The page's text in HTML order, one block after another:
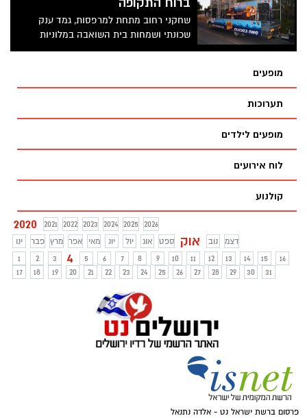
שחקני רחוב מתחת למרפסות, גמד ענק
שכונתי ושמחות בית השואבה במלוניות
קורונה- אירועי סוכות בירושלים
מופעים
תערוכות
מופעים לילדים
לוח אירועים
קולנוע
2020 2021 2022 2023 2024 2025
2026
ינו
פבר מרץ אפר מאי יונ יול אוג ספט אוק נוב
דצמ
1
2 3 4 5 6 7 8 9 10 11 12 13 14 15
16
17
18 19 20 21 22 23 24 25 26 27 28 29 30 31
פרסום ברשת ישראל נט - אלדה נתנאל